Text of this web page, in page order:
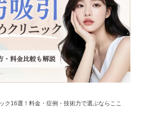
ク16選！料金・症例・技術力で選ぶならここ